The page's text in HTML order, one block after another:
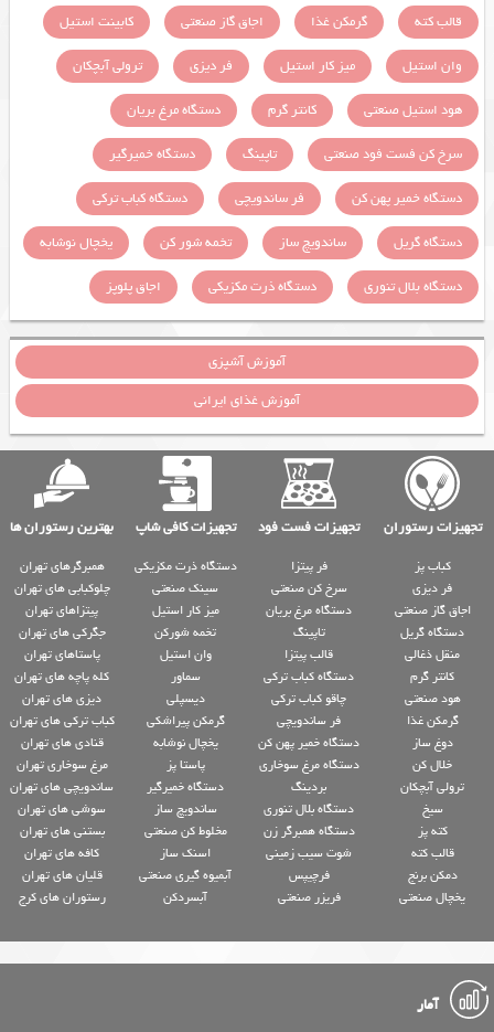
قالب کته
گرمکن غذا اجاق گاز صنعتی
کابینت استیل
وان استیل
میز کار استیل فر دیزی
ترولی آبچکان
هود استیل صنعتی
کانتر گرم
دستگاه مرغ بریان
سرخ کن فست فود صنعتی
تاپینگ
دستگاه خمیرگیر
دستگاه خمیر پهن کن
فر ساندویچی
دستگاه کباب ترکی
دستگاه گریل
ساندویچ ساز تخمه شور کن
یخچال نوشابه
دستگاه بلال تنوری
دستگاه ذرت مکزیکی اجاق پلوپز
آموزش آشپزی
آموزش غذای ایرانی
تجهیزات رستوران تجهیزات فست فود تجهیزات کافی شاپ بهترین رستوران ها
کباب پز
فر دیزی
اجاق گاز صنعتی
دستگاه گریل
منقل ذغالی
کانتر گرم
هود صنعتی
گرمکن غذا
دوغ ساز
خلال کن
ترولی آبچکان
سیخ
کته پز
قالب کته
دمکن برنج
یخچال صنعتی
فر پیتزا
سرخ کن صنعتی
دستگاه مرغ بریان
تاپینگ
قالب پیتزا
دستگاه کباب ترکی
چاقو کباب ترکی
فر ساندویچی
دستگاه خمیر پهن کن
دستگاه مرغ سوخاری
بردینگ
دستگاه بلال تنوری
دستگاه همبرگر زن
شوت سیب زمینی
فرچیپس
فریزر صنعتی
دستگاه ذرت مکزیکی
سینک صنعتی
میز کار استیل
تخمه شورکن
وان استیل
سماور
دیسپلی
گرمکن پیراشکی
یخچال نوشابه
پاستا پز
دستگاه خمیرگیر
ساندویچ ساز
مخلوط کن صنعتی
اسنک ساز
آبمیوه گیری صنعتی
آبسردکن
همبرگرهای تهران
چلوکبابی های تهران
پیتزاهای تهران
جگرکی های تهران
پاستاهای تهران
کله پاچه های تهران
دیزی های تهران
کباب ترکی های تهران
قنادی های تهران
مرغ سوخاری تهران
ساندویچی های تهران
سوشی های تهران
بستنی های تهران
کافه های تهران
قلیان های تهران
رستوران های کرج
آمار